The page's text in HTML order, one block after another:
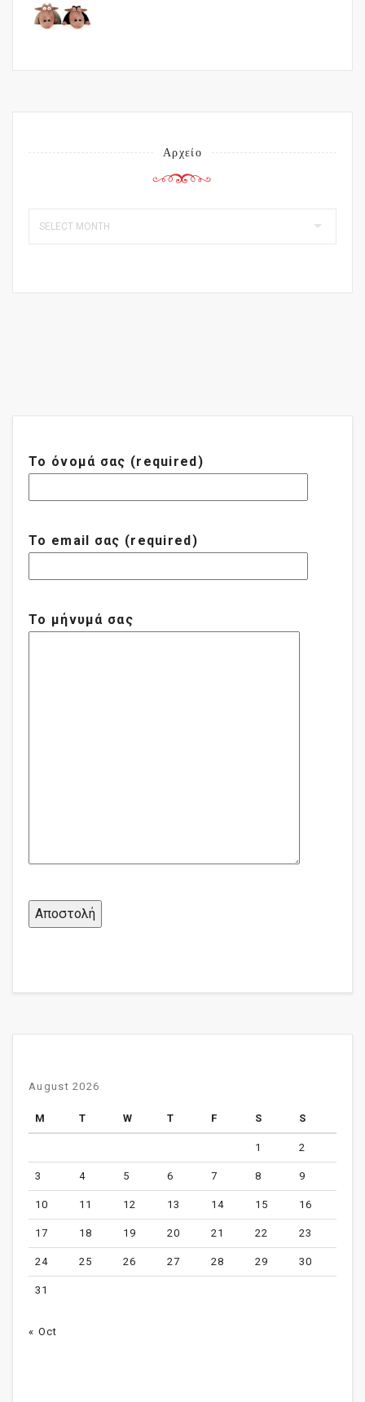
Αρχείο
Το όνομά σας (required)
Το email σας (required)
Το μήνυμά σας
August 2026
M T W T F S S
1 2
3 4 5 6 7 8 9
10 11 12 13 14 15 16
17 18 19 20 21 22 23
24 25 26 27 28 29 30
31
« Oct